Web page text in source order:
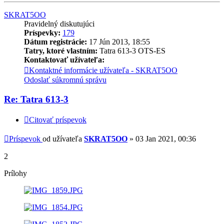
SKRAT5OO
Pravidelný diskutujúci
Príspevky: 179
Dátum registrácie: 17 Jún 2013, 18:55
Tatry, ktoré vlastním: Tatra 613-3 OTS-ES
Kontaktovať užívateľa:
Kontaktné informácie užívateľa - SKRAT5OO
Odoslať súkromnú správu
Re: Tatra 613-3
Citovať príspevok
Príspevok od užívateľa SKRAT5OO » 03 Jan 2021, 00:36
2
Prílohy